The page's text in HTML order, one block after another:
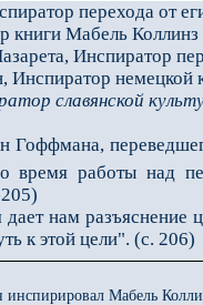
перехода от
Мабель Коллинз
Инспиратор
немецкой
славянской
время работы над
нам разъяснение
к этой цели". (с. 206)
Мабель